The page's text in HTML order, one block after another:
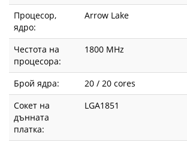
Процесор,
ядро:
Arrow Lake
Честота на
процесора:
1800 MHz
Брой ядра:
20 / 20 cores
Сокет на
дънната
платка:
LGA1851